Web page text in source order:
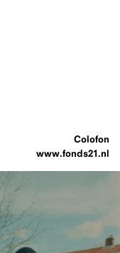
Colofon
www.fonds21.nl